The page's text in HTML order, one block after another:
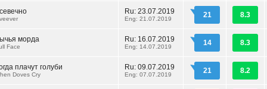
Ru: 23.07.2019
Eng: 21.07.2019 21 8.3
морда
Face
Ru: 16.07.2019
Eng: 14.07.2019 14 8.3
плачут голуби
Doves Cry
Ru: 09.07.2019
Eng: 07.07.2019 21 8.2